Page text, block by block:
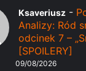
Ksaveriusz -
Analizy: Ród
odcinek 7 –
[SPOILERY]
09/08/2026